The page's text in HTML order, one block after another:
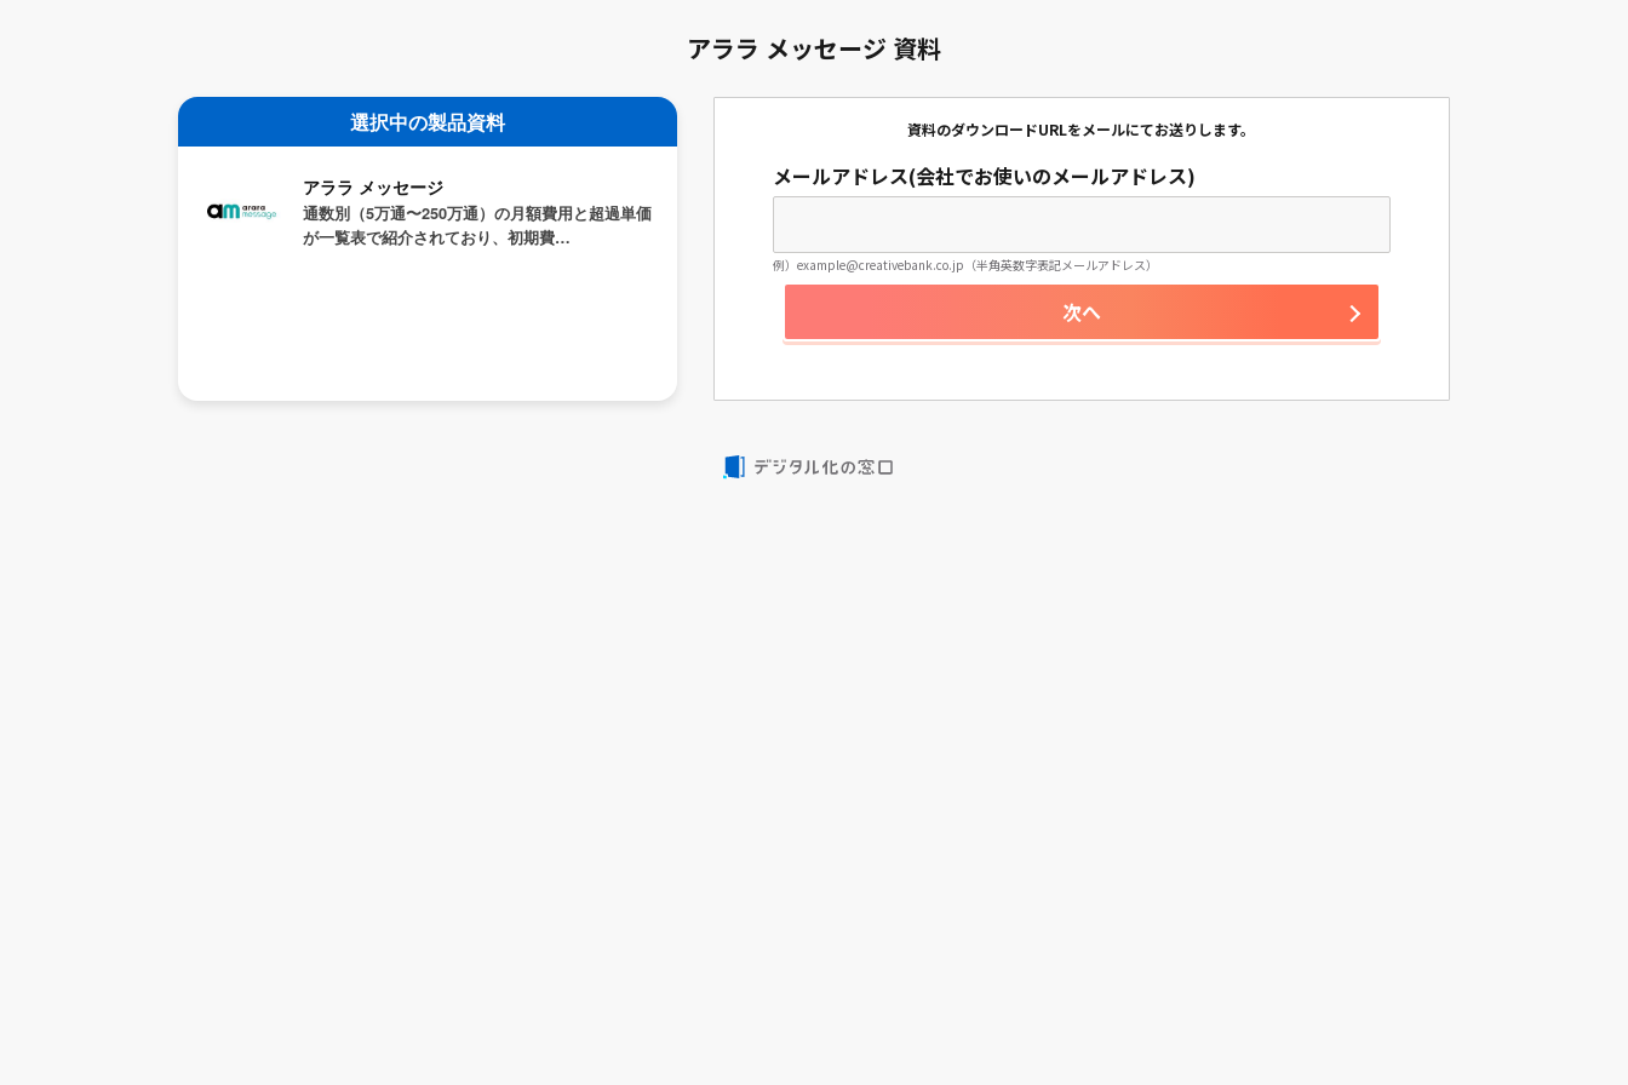
アララ メッセージ 資料
選択中の製品資料
アララ メッセージ
通数別（5万通〜250万通）の月額費用と超過単価
が一覧表で紹介されており、初期費…
資料のダウンロードURLをメールにてお送りします。
メールアドレス(会社でお使いのメールアドレス)
例）example@creativebank.co.jp（半角英数字表記メールアドレス）